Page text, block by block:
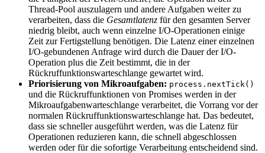
Thread-Pool auszulagern und andere Aufgaben weiter zu
verarbeiten, dass die Gesamtlatenz für den gesamten Server
niedrig bleibt, auch wenn einzelne I/O-Operationen einige
Zeit zur Fertigstellung benötigen. Die Latenz einer einzelnen
I/O-gebundenen Anfrage wird durch die Dauer der I/O-
Operation plus die Zeit bestimmt, die in der
Rückruffunktionswarteschlange gewartet wird.
Priorisierung von Mikroaufgaben: process.nextTick()
und die Rückruffunktionen von Promises werden in der
Mikroaufgabenwarteschlange verarbeitet, die Vorrang vor der
normalen Rückruffunktionswarteschlange hat. Das bedeutet,
dass sie schneller ausgeführt werden, was die Latenz für
Operationen reduzieren kann, die schnell abgeschlossen
werden oder für die sofortige Verarbeitung entscheidend sind.